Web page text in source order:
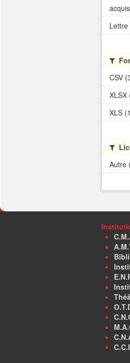
Lettre
CSV
XLSX
XLS
Autre